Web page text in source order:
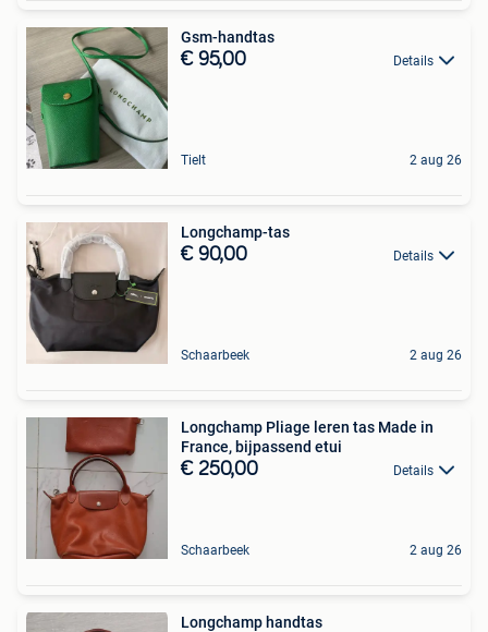
Gsm-handtas
€ 95,00 Details
Tielt 2 aug 26
Longchamp-tas
€ 90,00 Details
Schaarbeek 2 aug 26
Longchamp Pliage leren tas Made in
France, bijpassend etui
€ 250,00 Details
Schaarbeek 2 aug 26
Longchamp handtas